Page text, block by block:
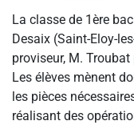
La classe de 1ère
Desaix (Saint-Eloy-
proviseur, M.
Les élèves mènent
les pièces
réalisant des